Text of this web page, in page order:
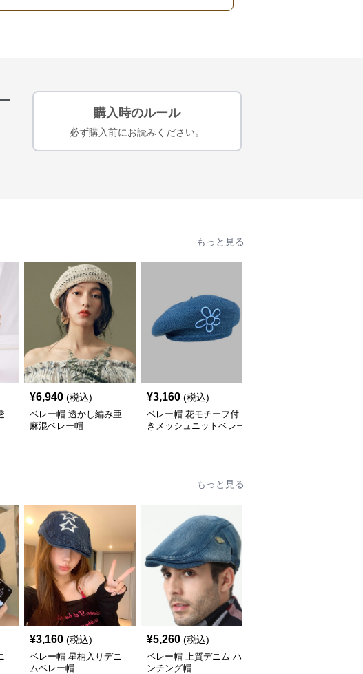
購入時のルール
必ず購入前にお読みください。
もっと見る
¥6,940 (税込)
ベレー帽 透かし編み亜
麻混ベレー帽
¥3,160 (税込)
ベレー帽 花モチーフ付
きメッシュニットベレー
もっと見る
¥3,160 (税込)
ベレー帽 星柄入りデニ
ムベレー帽
¥5,260 (税込)
ベレー帽 上質デニム ハ
ンチング帽